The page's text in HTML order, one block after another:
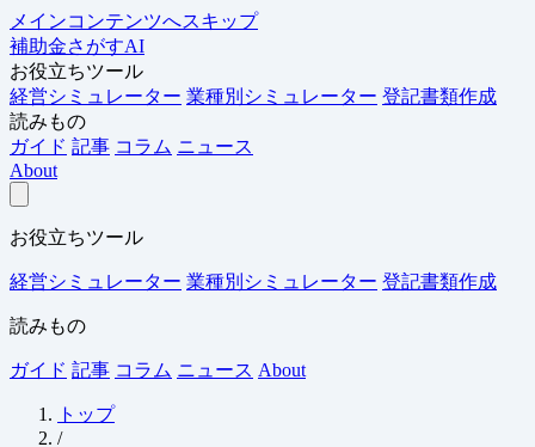
メインコンテンツへスキップ
補助金さがすAI
お役立ちツール
経営シミュレーター 業種別シミュレーター 登記書類作成
読みもの
ガイド 記事 コラム ニュース
About
お役立ちツール
経営シミュレーター 業種別シミュレーター 登記書類作成
読みもの
ガイド 記事 コラム ニュース About
トップ
/